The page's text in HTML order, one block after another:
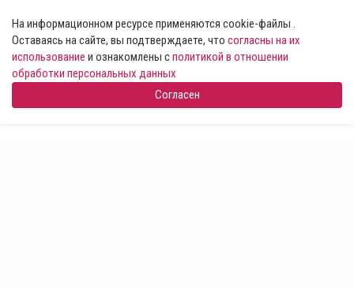
На информационном ресурсе применяются cookie-файлы .
Оставаясь на сайте, вы подтверждаете, что согласны на их
использование и ознакомлены сполитикой в отношении
обработки персональных данных
Согласен